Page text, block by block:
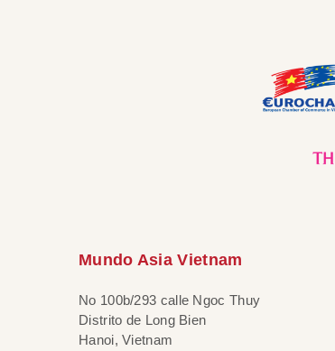
Mundo Asia Vietnam
No 100b/293 calle Ngoc Thuy
Distrito de Long Bien
Hanoi, Vietnam